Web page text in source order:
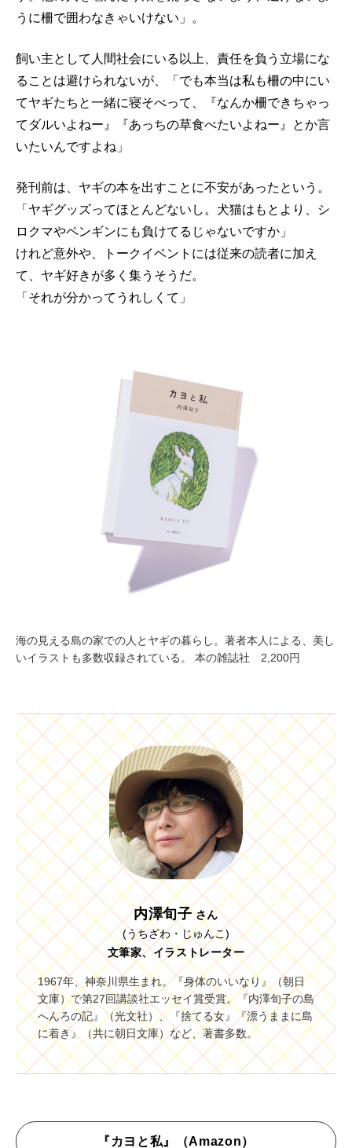
うに柵で囲わなきゃいけない」。
飼い主として人間社会にいる以上、責任を負う立場にな
ることは避けられないが、「でも本当は私も柵の中にい
てヤギたちと一緒に寝そべって、『なんか柵できちゃっ
てダルいよねー』『あっちの草食べたいよねー』とか言
いたいんですよね」
発刊前は、ヤギの本を出すことに不安があったという。
「ヤギグッズってほとんどないし。犬猫はもとより、シ
ロクマやペンギンにも負けてるじゃないですか」
けれど意外や、トークイベントには従来の読者に加え
て、ヤギ好きが多く集うそうだ。
「それが分かってうれしくて」
海の見える島の家での人とヤギの暮らし。著者本人による、美し
いイラストも多数収録されている。 本の雑誌社 2,200円
内澤旬子 さん
(うちざわ・じゅんこ)
文筆家、イラストレーター
1967年、神奈川県生まれ。『身体のいいなり』（朝日
文庫）で第27回講談社エッセイ賞受賞。『内澤旬子の島
へんろの記』（光文社）、『捨てる女』『漂うままに島
に着き』（共に朝日文庫）など、著書多数。
『カヨと私』（Amazon）